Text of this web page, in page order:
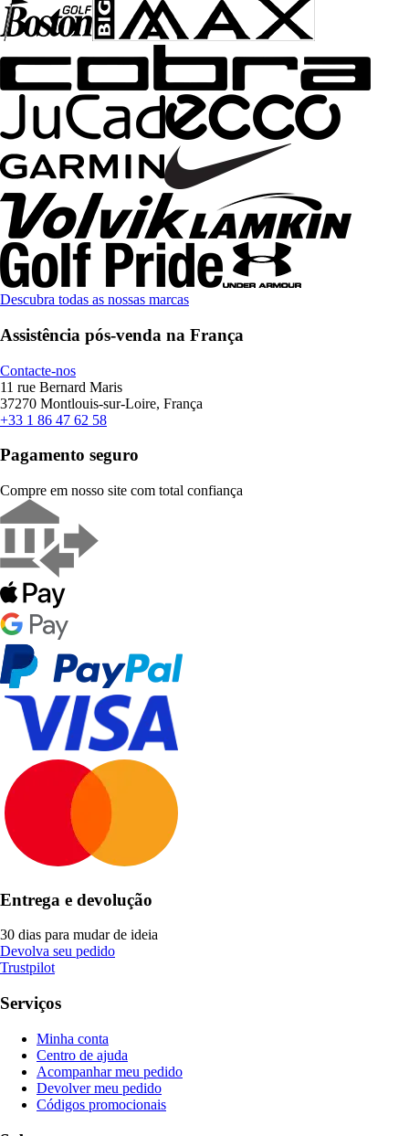
Descubra todas as nossas marcas
Assistência pós-venda na França
Contacte-nos
11 rue Bernard Maris
37270 Montlouis-sur-Loire, França
+33 1 86 47 62 58
Pagamento seguro
Compre em nosso site com total confiança
Entrega e devolução
30 dias para mudar de ideia
Devolva seu pedido
Trustpilot
Serviços
Minha conta
Centro de ajuda
Acompanhar meu pedido
Devolver meu pedido
Códigos promocionais